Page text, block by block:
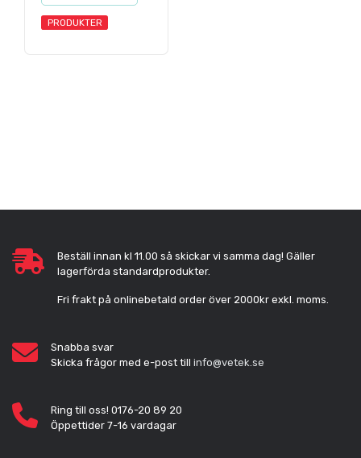
PRODUKTER
Beställ innan kl 11.00 så skickar vi samma dag! Gäller
lagerförda standardprodukter.
Fri frakt på onlinebetald order över 2000kr exkl. moms.
Snabba svar
Skicka frågor med e-post till info@vetek.se
Ring till oss! 0176-20 89 20
Öppettider 7-16 vardagar